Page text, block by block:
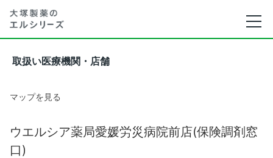
取扱い医療機関・店舗
マップを見る
ウエルシア薬局愛媛労災病院前店(保険調剤窓
口)